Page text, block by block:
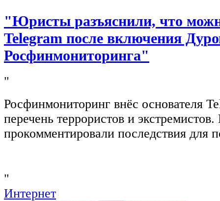
"Юристы разъяснили, что
Telegram после включения
Росфинмониторинга"
"
Росфинмониторинг внёс основателя
перечень террористов и
прокомментировали последствия для
"
Интернет